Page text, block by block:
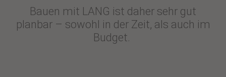
Bauen mit LANG ist daher sehr gut
planbar – sowohl in der Zeit, als auch im
Budget.